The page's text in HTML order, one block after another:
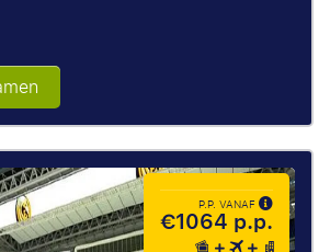
P.P. VANAF
€1064 p.p.